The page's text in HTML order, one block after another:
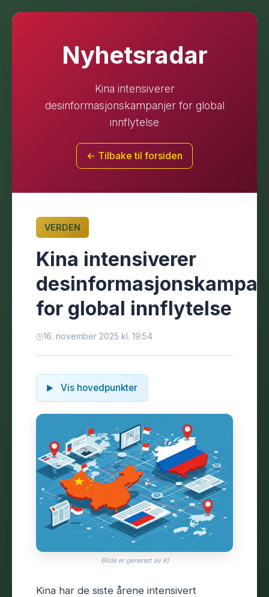
Nyhetsradar
Kina intensiverer
desinformasjonskampanjer for global
innflytelse
← Tilbake til forsiden
VERDEN
Kina intensiverer
for global innflytelse
16. november 2025 kl. 19:54
Vis hovedpunkter
Bilde er generert av KI
Kina har de siste årene intensivert